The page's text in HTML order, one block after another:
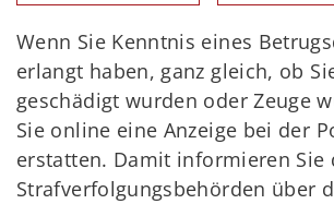
Wenn Sie Kenntnis eines
erlangt haben, ganz gleich, ob
geschädigt wurden oder Zeuge
Sie online eine Anzeige bei der
erstatten. Damit informieren Sie
Strafverfolgungsbehörden über